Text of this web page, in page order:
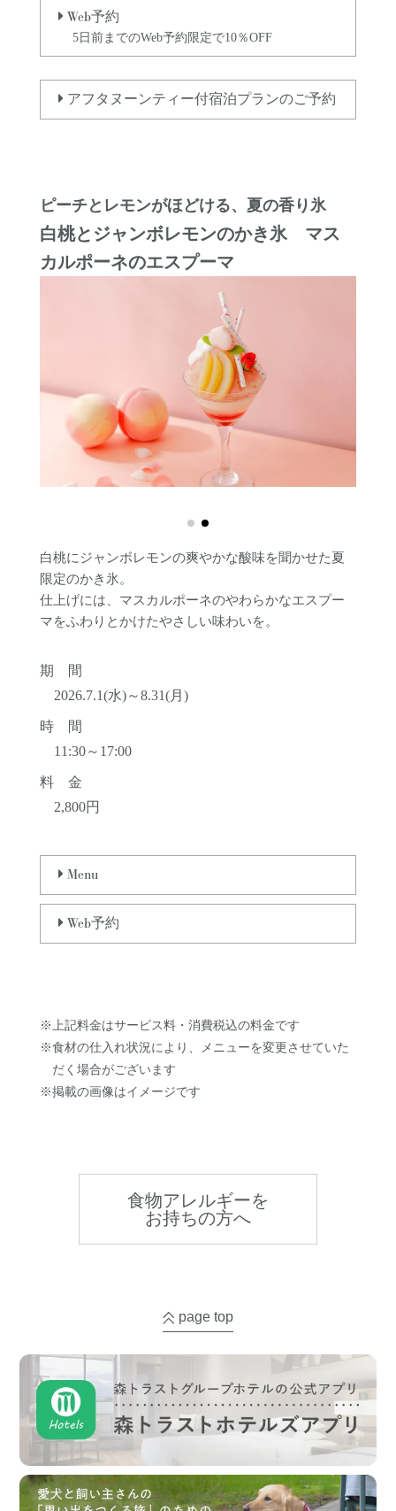
Web予約
5日前までのWeb予約限定で10％OFF
アフタヌーンティー付宿泊プランのご予約
ピーチとレモンがほどける、夏の香り氷
白桃とジャンボレモンのかき氷 マス
カルポーネのエスプーマ
白桃にジャンボレモンの爽やかな酸味を聞かせた夏
限定のかき氷。
仕上げには、マスカルポーネのやわらかなエスプー
マをふわりとかけたやさしい味わいを。
期 間
2026.7.1(水)～8.31(月)
時 間
11:30～17:00
料 金
2,800円
Menu
Web予約
※上記料金はサービス料・消費税込の料金です
※食材の仕入れ状況により、メニューを変更させていた
だく場合がございます
※掲載の画像はイメージです
食物アレルギーを
お持ちの方へ
page top